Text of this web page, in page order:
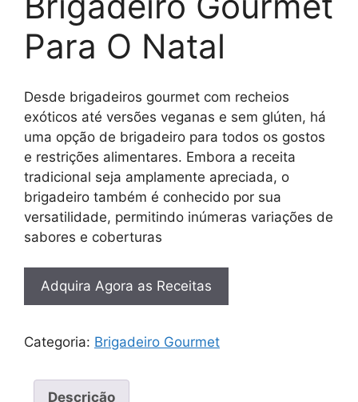
Para O Natal
Desde brigadeiros gourmet com recheios
exóticos até versões veganas e sem glúten, há
uma opção de brigadeiro para todos os gostos
e restrições alimentares. Embora a receita
tradicional seja amplamente apreciada, o
brigadeiro também é conhecido por sua
versatilidade, permitindo inúmeras variações de
sabores e coberturas
Adquira Agora as Receitas
Categoria: Brigadeiro Gourmet
Descrição